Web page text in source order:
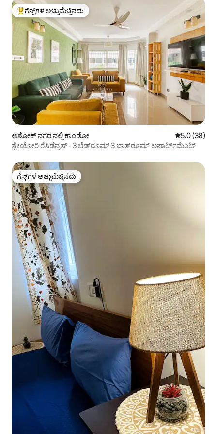
ಗೆಸ್ಟ್‌ಗಳಿಗೆ ಅತಿ ಹೆಚ್ಚು ಅಚ್ಚುಮೆಚ್ಚಿನದು
ಗೆಸ್ಟ್‌ಗಳ ಅಚ್ಚುಮೆಚ್ಚಿನದು
ಅಶೋಕ್ ನಗರ ನಲ್ಲಿ ಕಾಂಡೋ 5 ರಲ್ಲಿ 5.0
5.0 (38)
ಸ್ಟೇಯೋರಿ ರೆಸಿಡೆನ್ಸಸ್ - 3 ಬೆಡ್‌ರೂಮ್ 3 ಬಾತ್‌ರೂಮ್ ಅಪಾರ್ಟ್‌ಮೆಂಟ್
ಗೆಸ್ಟ್‌ಗಳ ಅಚ್ಚುಮೆಚ್ಚಿನದು
ಗೆಸ್ಟ್‌ಗಳ ಅಚ್ಚುಮೆಚ್ಚಿನದು